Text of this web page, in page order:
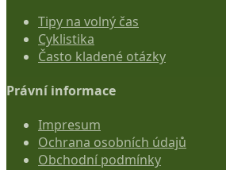
Tipy na volný čas
Cyklistika
Často kladené otázky
Právní informace
Impresum
Ochrana osobních údajů
Obchodní podmínky